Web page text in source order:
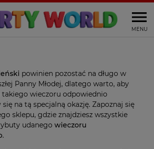
MENU
powinien pozostać na długo w
Panny Młodej, dlatego warto, aby
wieczoru odpowiednio
się na tą specjalną okazję. Zapoznaj się
sklepu, gdzie znajdziesz wszystkie
udanego wieczoru
.